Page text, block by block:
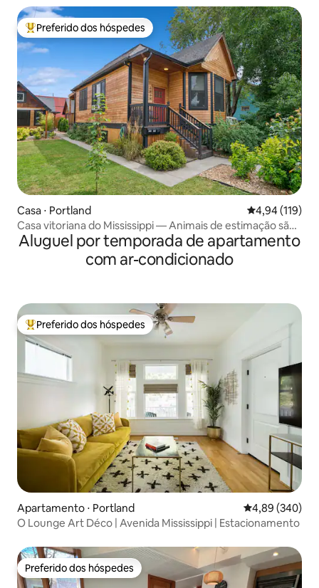
Entre os melhores preferidos dos hóspedes
Preferido dos hóspedes
Casa ⋅ Portland 4,94 de uma
4,94 (119)
Casa vitoriana do Mississippi — Animais de estimação são
bem-vindos!
Aluguel por temporada de apartamento
com ar-condicionado
Entre os melhores preferidos dos hóspedes
Preferido dos hóspedes
Apartamento ⋅ Portland 4,89 de uma
4,89 (340)
O Lounge Art Déco | Avenida Mississippi | Estacionamento
Preferido dos hóspedes
Preferido dos hóspedes